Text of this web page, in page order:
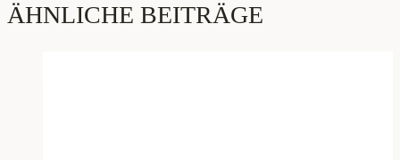
ÄHNLICHE BEITRÄGE